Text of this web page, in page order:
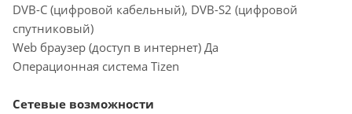
DVB-С (цифровой кабельный), DVB-S2 (цифровой
спутниковый)
Web браузер (доступ в интернет) Да
Операционная система Tizen
Сетевые возможности